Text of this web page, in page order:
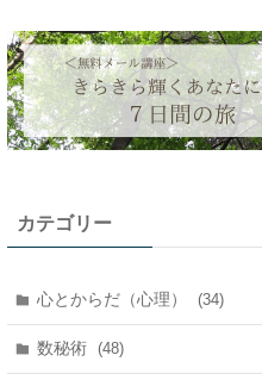
カテゴリー
心とからだ（心理） (34)
数秘術 (48)